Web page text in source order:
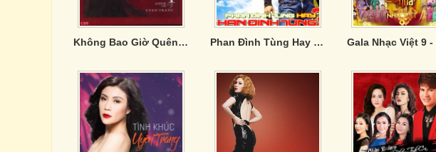
Không Bao Giờ Quên Anh - Uyên Trang Phan Đình Tùng Hay Phan Đinh Tùng